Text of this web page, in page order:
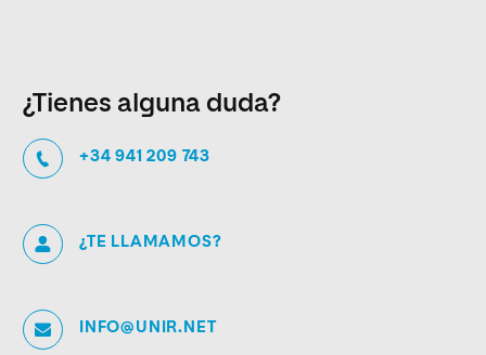
¿Tienes alguna duda?
+34 941 209 743
¿TE LLAMAMOS?
INFO@UNIR.NET